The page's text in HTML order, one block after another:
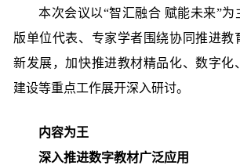
本次会议以“智汇融合 赋能未来”为
版单位代表、专家学者围绕协同推进教
新发展，加快推进教材精品化、数字化
建设等重点工作展开深入研讨。
内容为王
深入推进数字教材广泛应用